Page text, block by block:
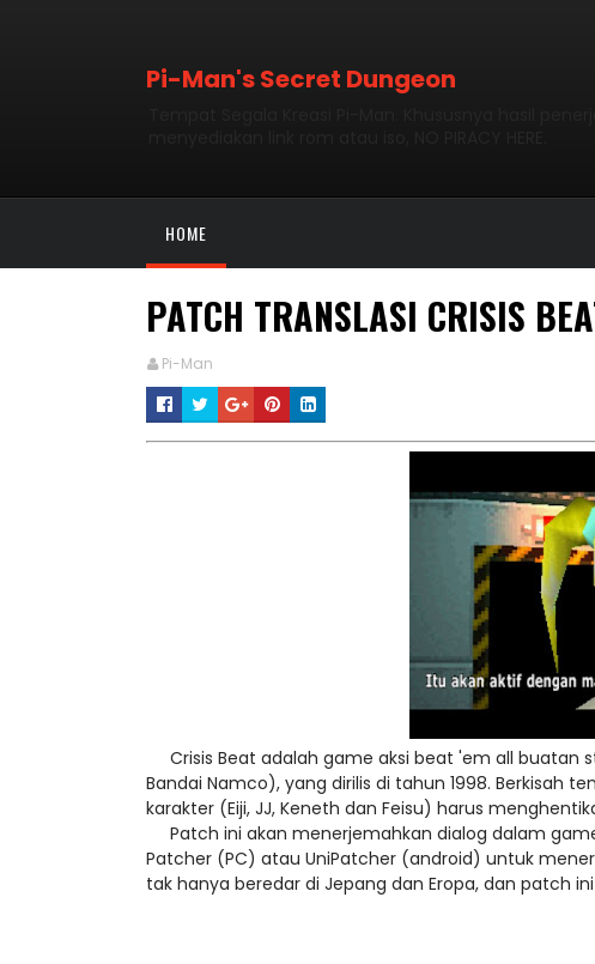
Pi-Man's Secret Dungeon
HOME
PATCH TRANSLASI CRISIS
Pi-Man
Crisis Beat adalah game aksi beat 'em all buatan
Bandai Namco), yang dirilis di tahun 1998. Berkisah
karakter (Eiji, JJ, Keneth dan Feisu) harus
Patch ini akan menerjemahkan dialog dalam
Patcher (PC) atau UniPatcher (android) untuk
tak hanya beredar di Jepang dan Eropa, dan patch